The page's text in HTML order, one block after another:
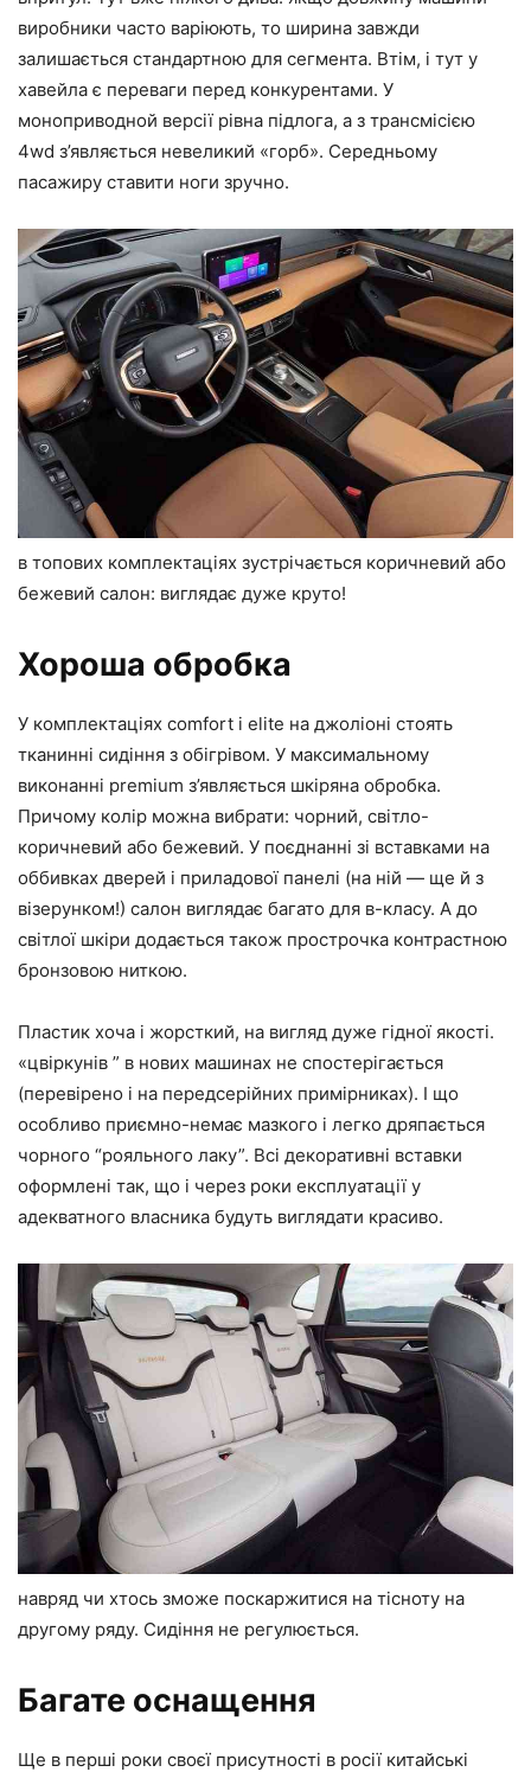
виробники часто варіюють, то ширина завжди
залишається стандартною для сегмента. Втім, і тут у
хавейла є переваги перед конкурентами. У
моноприводной версії рівна підлога, а з трансмісією
4wd з’являється невеликий «горб». Середньому
пасажиру ставити ноги зручно.
в топових комплектаціях зустрічається коричневий або
бежевий салон: виглядає дуже круто!
Хороша обробка
У комплектаціях comfort і elite на джоліоні стоять
тканинні сидіння з обігрівом. У максимальному
виконанні premium з’являється шкіряна обробка.
Причому колір можна вибрати: чорний, світло-
коричневий або бежевий. У поєднанні зі вставками на
оббивках дверей і приладової панелі (на ній — ще й з
візерунком!) салон виглядає багато для в-класу. А до
світлої шкіри додається також прострочка контрастною
бронзовою ниткою.
Пластик хоча і жорсткий, на вигляд дуже гідної якості.
«цвіркунів ” в нових машинах не спостерігається
(перевірено і на передсерійних примірниках). І що
особливо приємно-немає мазкого і легко дряпається
чорного “рояльного лаку”. Всі декоративні вставки
оформлені так, що і через роки експлуатації у
адекватного власника будуть виглядати красиво.
навряд чи хтось зможе поскаржитися на тісноту на
другому ряду. Сидіння не регулюється.
Багате оснащення
Ще в перші роки своєї присутності в росії китайські